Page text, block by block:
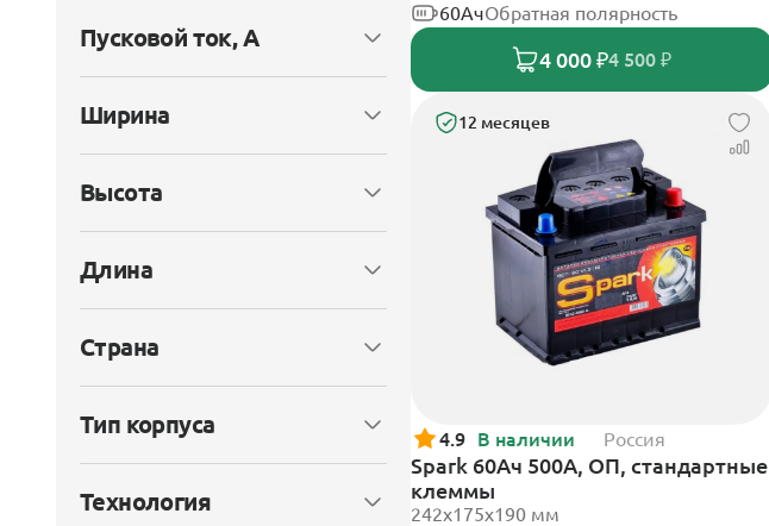
Пусковой ток, А
Ширина
Высота
Длина
Страна
Тип корпуса
Технология
60АчОбратная полярность
4 000 ₽4 500 ₽
12 месяцев
4.9 В наличии Россия
Spark 60Ач 500А, ОП, стандартные
клеммы
242х175х190 мм